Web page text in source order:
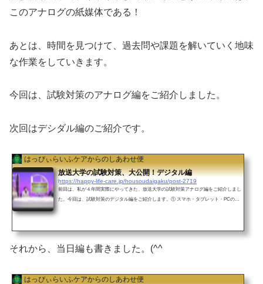
このアナログの紙媒体である！
あとは、時間を見つけて、過去問や課題を解いていく地味
な作業をしていきます。
今回は、試験対策のアナログ編をご紹介しました。
次回はデシダル編のご紹介です。
はっぴぃらいふケアからのしあわせ便
放送大学の試験対策、大公開！デジタル編
https://happy-life-care.jp/housoudaigaku/post-2719
前回は、私が４年間実際にやってきた、放送大学の試験対策アナログ編をご紹介しまし
た。今回は、試験対策のデジタル編をご紹介します。① スマホ・タブレット・PCの準
では画面なしが当たり前で...
それから、当日編も書きました。(^^ゞ
はっぴぃらいふケアからのしあわせ便